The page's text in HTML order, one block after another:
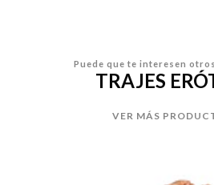
Puede que te interesen
TRAJES
VER MÁS